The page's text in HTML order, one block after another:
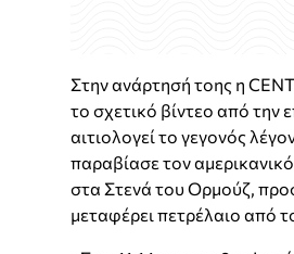
Στην ανάρτησή τοης η
το σχετικό βίντεο από την
αιτιολογεί το γεγονός
παραβίασε τον
στα Στενά του Ορμούζ,
μεταφέρει πετρέλαιο από